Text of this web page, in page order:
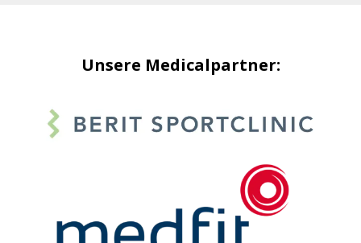
Unsere Medicalpartner: